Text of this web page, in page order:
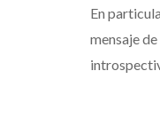
En
mensaje